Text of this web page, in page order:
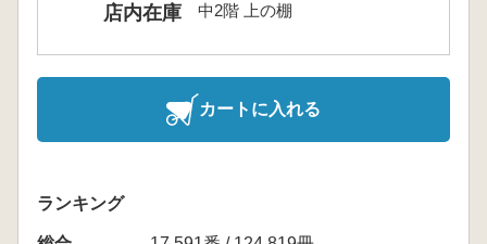
店内在庫 中2階 上の棚
カートに入れる
ランキング